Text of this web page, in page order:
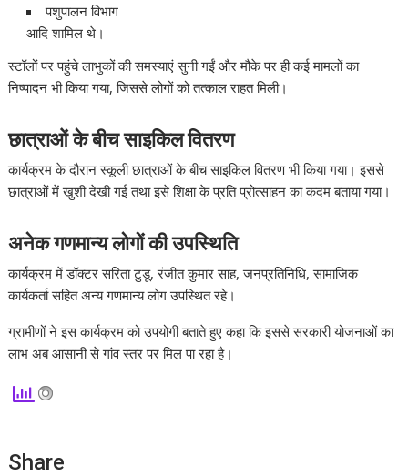
पशुपालन विभाग
आदि शामिल थे।
स्टॉलों पर पहुंचे लाभुकों की समस्याएं सुनी गईं और मौके पर ही कई मामलों का
निष्पादन भी किया गया, जिससे लोगों को तत्काल राहत मिली।
छात्राओं के बीच साइकिल वितरण
कार्यक्रम के दौरान स्कूली छात्राओं के बीच साइकिल वितरण भी किया गया। इससे
छात्राओं में खुशी देखी गई तथा इसे शिक्षा के प्रति प्रोत्साहन का कदम बताया गया।
अनेक गणमान्य लोगों की उपस्थिति
कार्यक्रम में डॉक्टर सरिता टुडू, रंजीत कुमार साह, जनप्रतिनिधि, सामाजिक
कार्यकर्ता सहित अन्य गणमान्य लोग उपस्थित रहे।
ग्रामीणों ने इस कार्यक्रम को उपयोगी बताते हुए कहा कि इससे सरकारी योजनाओं का
लाभ अब आसानी से गांव स्तर पर मिल पा रहा है।
Share